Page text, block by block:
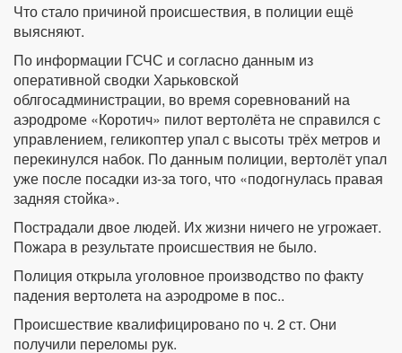
Что стало причиной происшествия, в полиции ещё
выясняют.
По информации ГСЧС и согласно данным из
оперативной сводки Харьковской
облгосадминистрации, во время соревнований на
аэродроме «Коротич» пилот вертолёта не справился с
управлением, геликоптер упал с высоты трёх метров и
перекинулся набок. По данным полиции, вертолёт упал
уже после посадки из-за того, что «подогнулась правая
задняя стойка».
Пострадали двое людей. Их жизни ничего не угрожает.
Пожара в результате происшествия не было.
Полиция открыла уголовное производство по факту
падения вертолета на аэродроме в пос..
Происшествие квалифицировано по ч. 2 ст. Они
получили переломы рук.